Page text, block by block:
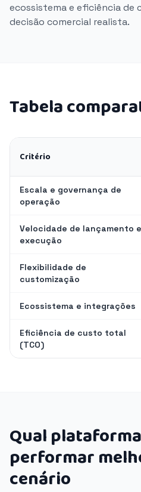
ecossistema e eficiência de
decisão comercial realista.
Tabela
Critério
Escala e governança de
operação
Velocidade de lançamento e
execução
Flexibilidade de
customização
Ecossistema e integrações
Eficiência de custo total
(TCO)
Qual
performar
cenário